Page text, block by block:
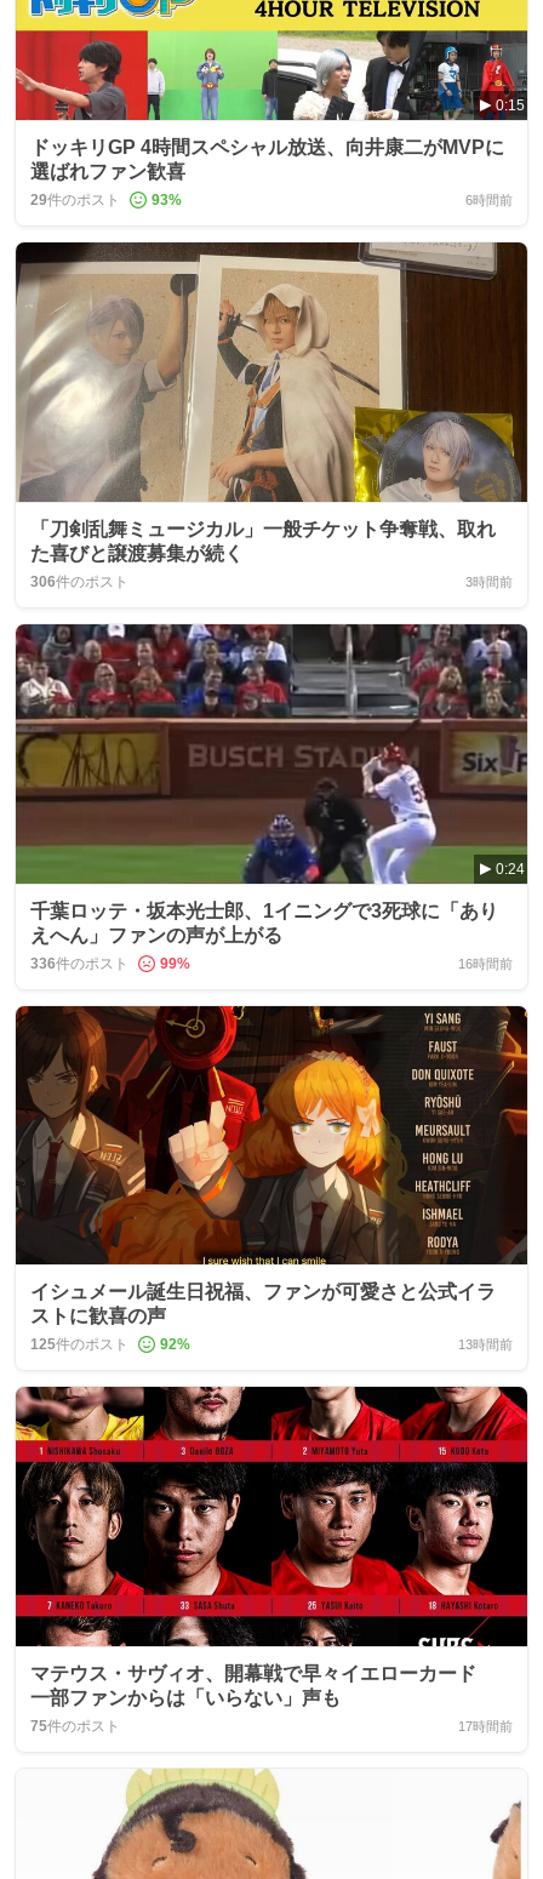
0:15
ドッキリGP 4時間スペシャル放送、向井康二がMVPに
選ばれファン歓喜
29件のポスト 93% 6時間前
「刀剣乱舞ミュージカル」一般チケット争奪戦、取れ
た喜びと譲渡募集が続く
306件のポスト 3時間前
0:24
千葉ロッテ・坂本光士郎、1イニングで3死球に「あり
えへん」ファンの声が上がる
336件のポスト 99% 16時間前
イシュメール誕生日祝福、ファンが可愛さと公式イラ
ストに歓喜の声
125件のポスト 92% 13時間前
マテウス・サヴィオ、開幕戦で早々イエローカード
一部ファンからは「いらない」声も
75件のポスト 17時間前